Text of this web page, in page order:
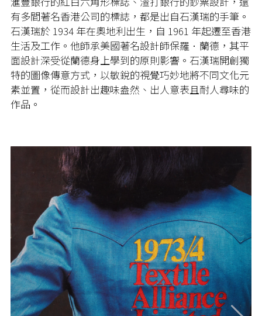
有多間著名香港公司的標誌，都是出自石漢瑞的手筆。
石漢瑞於 1934 年在奧地利出生，自 1961 年起遷至香港
生活及工作。他師承美國著名設計師保羅．蘭德，其平
面設計深受從蘭德身上學到的原則影響。石漢瑞開創獨
特的圖像傳意方式，以敏銳的視覺巧妙地將不同文化元
素並置，從而設計出趣味盎然、出人意表且耐人尋味的
作品。